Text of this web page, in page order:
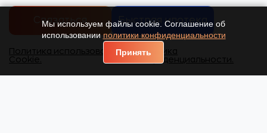
Связаться Быстрая ипотека
Политика использования
Cookie.
Политика
конфиденциальности.
Мы используем файлы cookie. Соглашение об
использовании политики конфиденциальности
Принять